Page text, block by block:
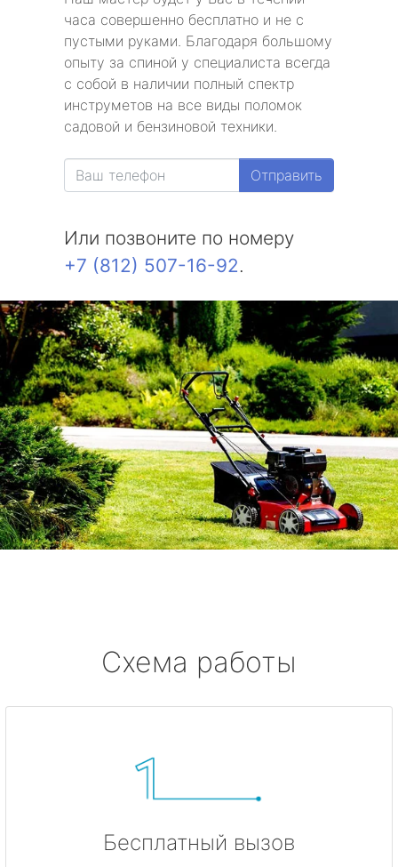
часа совершенно бесплатно и не с
пустыми руками. Благодаря большому
опыту за спиной у специалиста всегда
с собой в наличии полный спектр
инструметов на все виды поломок
садовой и бензиновой техники.
Отправить
Или позвоните по номеру
+7 (812) 507-16-92.
Схема работы
Бесплатный вызов